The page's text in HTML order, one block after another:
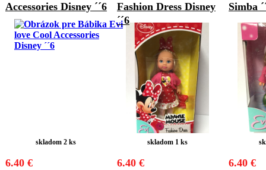
Accessories Disney ´´6
skladom 2 ks
6.40 €
Fashion Dress Disney
´´6
skladom 1 ks
6.40 €
Simba
6.40 €